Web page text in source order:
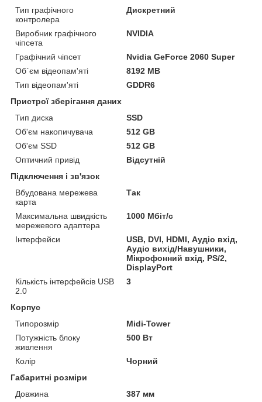
Тип графічного
контролера
Дискретний
Виробник графічного
чіпсета
NVIDIA
Графічний чіпсет
Nvidia GeForce 2060 Super
Об`єм відеопам'яті
8192 MB
Тип відеопам'яті
GDDR6
Пристрої зберігання даних
Тип диска
SSD
Об'єм накопичувача
512 GB
Об'єм SSD
512 GB
Оптичний привід
Відсутній
Підключення і зв'язок
Вбудована мережева
карта
Так
Максимальна швидкість
мережевого адаптера
1000 Мбіт/с
Інтерфейси
USB, DVI, HDMI, Аудіо вхід,
Аудіо вихід/Навушники,
Мікрофонний вхід, PS/2,
DisplayPort
Кількість інтерфейсів USB
2.0
3
Корпус
Типорозмір
Midi-Tower
Потужність блоку
живлення
500 Вт
Колір
Чорний
Габаритні розміри
Довжина
387 мм